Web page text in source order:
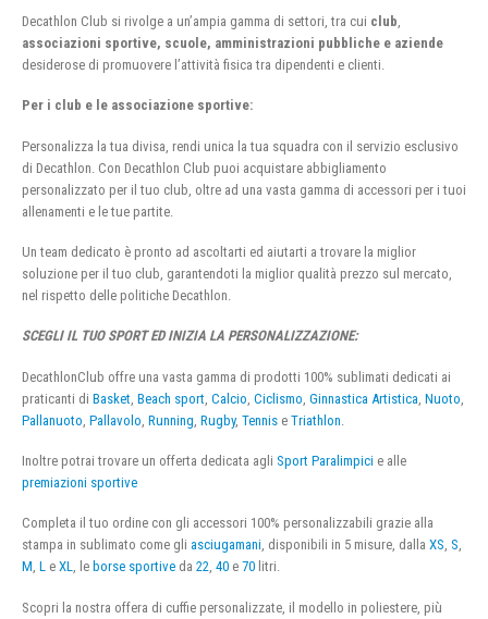
Decathlon Club si rivolge a un’ampia gamma di settori, tra cui club
associazioni sportive, scuole, amministrazioni pubbliche e aziende
desiderose di promuovere l’attività fisica tra dipendenti e clienti.
Per i club e le associazione sportive:
Personalizza la tua divisa, rendi unica la tua squadra con il servizio esclusivo
di Decathlon. Con Decathlon Club puoi acquistare abbigliamento
personalizzato per il tuo club, oltre ad una vasta gamma di accessori per i tuoi
allenamenti e le tue partite.
Un team dedicato è pronto ad ascoltarti ed aiutarti a trovare la miglior
soluzione per il tuo club, garantendoti la miglior qualità prezzo sul mercato,
nel rispetto delle politiche Decathlon.
SCEGLI IL TUO SPORT ED INIZIA LA PERSONALIZZAZIONE:
DecathlonClub offre una vasta gamma di prodotti 100% sublimati dedicati ai
praticanti di Basket Beach sport Calcio Ciclismo Ginnastica Artistica Nuoto
Pallanuoto Pallavolo Running Rugby, Tennis e Triathlon
Inoltre potrai trovare un offerta dedicata agli Sport Paralimpici e alle
premiazioni sportive
Completa il tuo ordine con gli accessori 100% personalizzabili grazie alla
stampa in sublimato come gli asciugamani, disponibili in 5 misure, dalla XS, S,
M, L e XL, le borse sportive da 22, 40 e 70 litri.
Scopri la nostra offera di cuffie personalizzate, il modello in poliestere, più